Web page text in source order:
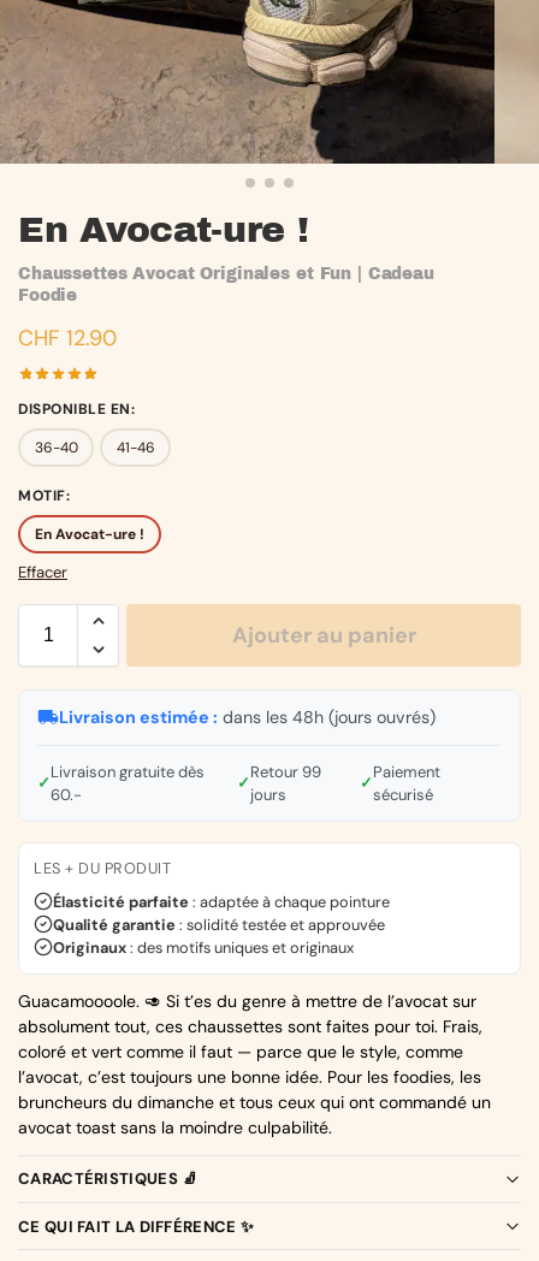
Chaussettes Avocat Originales et Fun | Cadeau
Foodie
En Avocat-ure !
CHF 12.90
DISPONIBLE EN:
36-40
41-46
MOTIF:
En Avocat-ure !
Effacer
Ajouter au panier
Livraison estimée : dans les 48h (jours ouvrés)
✓
Livraison gratuite dès
60.-
✓
Retour 99
jours
✓
Paiement
sécurisé
LES + DU PRODUIT
Élasticité parfaite : adaptée à chaque pointure
Qualité garantie : solidité testée et approuvée
Originaux: des motifs uniques et originaux
Guacamoooole. 🥑 Si t’es du genre à mettre de l’avocat sur
absolument tout, ces chaussettes sont faites pour toi. Frais,
coloré et vert comme il faut — parce que le style, comme
l’avocat, c’est toujours une bonne idée. Pour les foodies, les
bruncheurs du dimanche et tous ceux qui ont commandé un
avocat toast sans la moindre culpabilité.
CARACTÉRISTIQUES 🧦
CE QUI FAIT LA DIFFÉRENCE ✨